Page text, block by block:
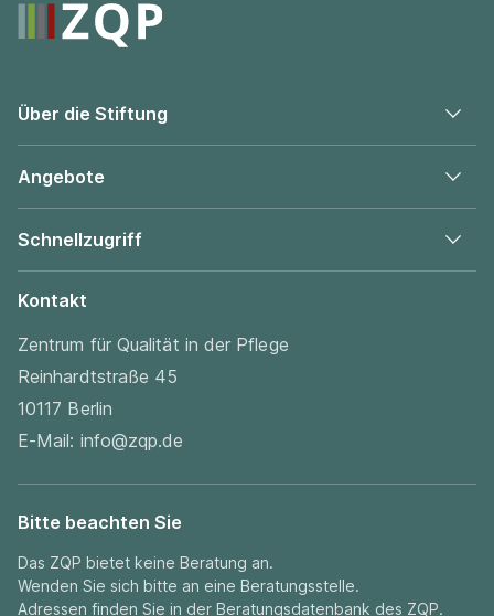
Über die Stiftung
Angebote
Schnellzugriff
Kontakt
Zentrum für Qualität in der Pflege
Reinhardtstraße 45
10117 Berlin
E-Mail: info@zqp.de
Bitte beachten Sie
Das ZQP bietet keine Beratung an.
Wenden Sie sich bitte an eine Beratungsstelle.
Adressen finden Sie in der Beratungsdatenbank des ZQP.